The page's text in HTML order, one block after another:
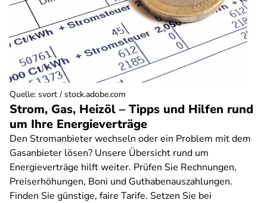
Strom, Gas, Heizöl – Tipps und Hilfen rund
um Ihre Energieverträge
Den Stromanbieter wechseln oder ein Problem mit dem
Gasanbieter lösen? Unsere Übersicht rund um
Energieverträge hilft weiter. Prüfen Sie Rechnungen,
Preiserhöhungen, Boni und Guthabenauszahlungen.
Finden Sie günstige, faire Tarife. Setzen Sie bei
Quelle: svort / stock.adobe.com